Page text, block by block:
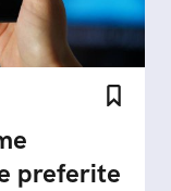
preferite